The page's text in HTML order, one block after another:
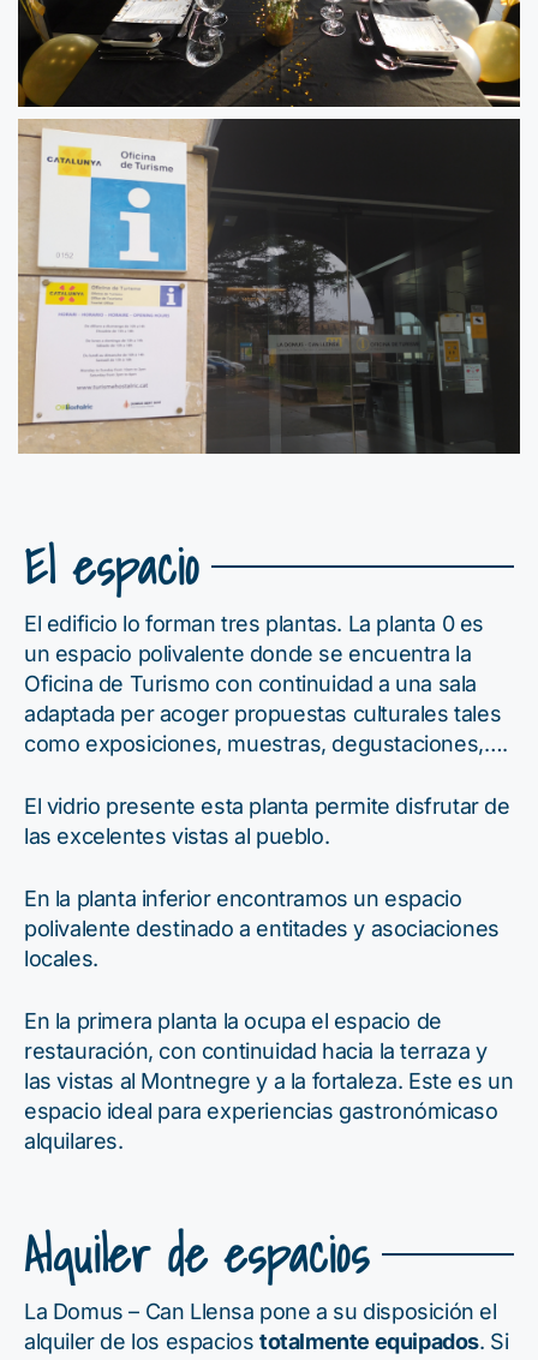
El espacio
El edificio lo forman tres plantas. La planta 0 es
un espacio polivalente donde se encuentra la
Oficina de Turismo con continuidad a una sala
adaptada per acoger propuestas culturales tales
como exposiciones, muestras, degustaciones,….
El vidrio presente esta planta permite disfrutar de
las excelentes vistas al pueblo.
En la planta inferior encontramos un espacio
polivalente destinado a entitades y asociaciones
locales.
En la primera planta la ocupa el espacio de
restauración, con continuidad hacia la terraza y
las vistas al Montnegre y a la fortaleza. Este es un
espacio ideal para experiencias gastronómicaso
alquilares.
Alquiler de espacios
La Domus – Can Llensa pone a su disposición el
alquiler de los espaciostotalmente equipados. Si